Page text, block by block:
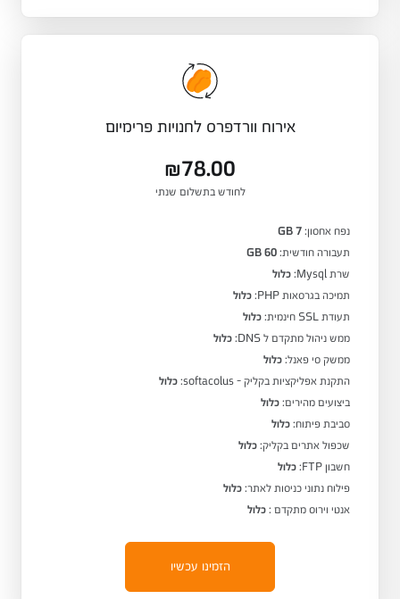
אירוח וורדפרס לחנויות פרימיום
₪78.00
לחודש בתשלום שנתי
נפח אחסון: 7 GB
תעבורה חודשית: 60 GB
שרת Mysql:
כלול
תמיכה בגרסאות PHP:
כלול
תעודת SSL חינמית:
כלול
ממש ניהול מתקדם ל DNS:
כלול
ממשק סי פאנל: כלול
התקנת אפליקציות בקליק - softacolus:
כלול
ביצועים מהירים: כלול
סביבת פיתוח: כלול
שכפול אתרים בקליק: כלול
חשבון FTP:
כלול
פילוח נתוני כניסות לאתר: כלול
אנטי וירוס מתקדם : כלול
הזמינו עכשיו